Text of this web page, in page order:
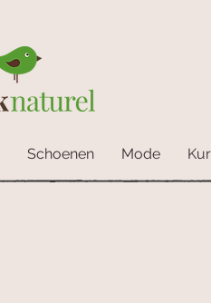
Schoenen Mode